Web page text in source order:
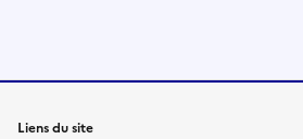
Liens du site